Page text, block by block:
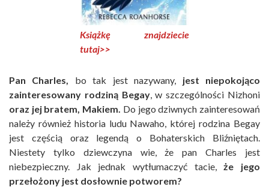
Książkę znajdziecie
tutaj>>
Pan Charles, bo tak jest nazywany, jest niepokojąco
zainteresowany rodziną Begay, w szczególności Nizhoni
oraz jej bratem, Makiem. Do jego dziwnych zainteresowań
należy również historia ludu Nawaho, której rodzina Begay
jest częścią oraz legendą o Bohaterskich Bliźniętach.
Niestety tylko dziewczyna wie, że pan Charles jest
niebezpieczny. Jak jednak wytłumaczyć tacie,że jego
przełożony jest dosłownie potworem?